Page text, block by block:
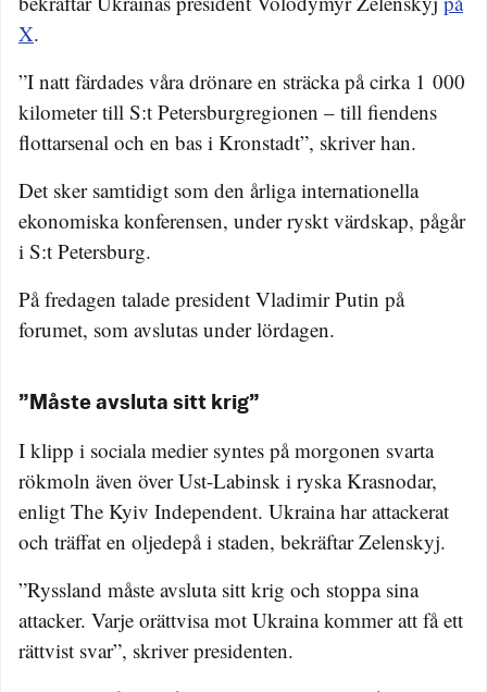
X.
”I natt färdades våra drönare en sträcka på cirka 1 000
kilometer till S:t Petersburgregionen – till fiendens
flottarsenal och en bas i Kronstadt”, skriver han.
Det sker samtidigt som den årliga internationella
ekonomiska konferensen, under ryskt värdskap, pågår
i S:t Petersburg.
På fredagen talade president Vladimir Putin på
forumet, som avslutas under lördagen.
”Måste avsluta sitt krig”
I klipp i sociala medier syntes på morgonen svarta
rökmoln även över Ust-Labinsk i ryska Krasnodar,
enligt The Kyiv Independent. Ukraina har attackerat
och träffat en oljedepå i staden, bekräftar Zelenskyj.
”Ryssland måste avsluta sitt krig och stoppa sina
attacker. Varje orättvisa mot Ukraina kommer att få ett
rättvist svar”, skriver presidenten.